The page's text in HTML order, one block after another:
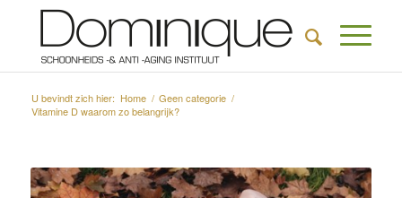
U bevindt zich hier: Home / Geen categorie /
Vitamine D waarom zo belangrijk?